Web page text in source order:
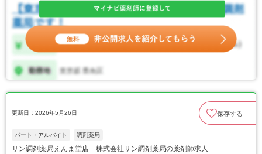
更新日：2026年5月26日 保存する
パート・アルバイト 調剤薬局
サン調剤薬局えんま堂店 株式会社サン調剤薬局の薬剤師求人